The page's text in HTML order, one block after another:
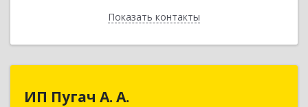
Показать контакты
Назад
ИП Пугач А. А.